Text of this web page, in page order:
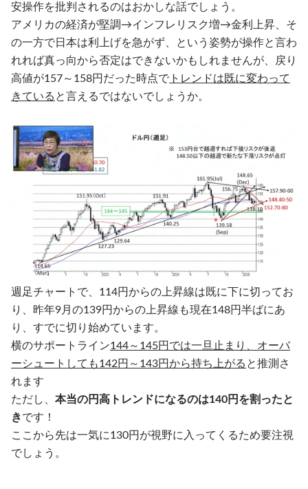
安操作を批判されるのはおかしな話でしょう。
アメリカの経済が堅調→インフレリスク増→金利上昇、そ
の一方で日本は利上げを急がず、という姿勢が操作と言わ
れれば真っ向から否定はできないかもしれませんが、戻り
高値が157～158円だった時点で トレンドは既に変わって
きている と言えるではないでしょうか。
週足チャートで、114円からの上昇線は既に下に切ってお
り、昨年9月の139円からの上昇線も現在148円半ばにあ
り、すでに切り始めています。
横のサポートライン144～145円では一旦止まり、オーバ
ーシュートしても142円～143円から持ち上がる と推測さ
れます
ただし、 本当の円高トレンドになるのは140円を割ったと
きです！
ここから先は一気に130円が視野に入ってくるため要注視
でしょう。